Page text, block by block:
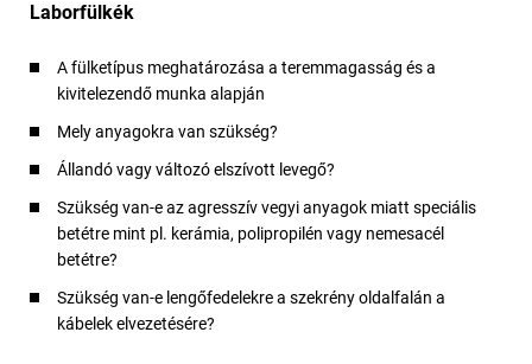
Laborfülkék
A fülketípus meghatározása a teremmagasság és a
kivitelezendő munka alapján
Mely anyagokra van szükség?
Állandó vagy változó elszívott levegő?
Szükség van-e az agresszív vegyi anyagok miatt speciális
betétre mint pl. kerámia, polipropilén vagy nemesacél
betétre?
Szükség van-e lengőfedelekre a szekrény oldalfalán a
kábelek elvezetésére?